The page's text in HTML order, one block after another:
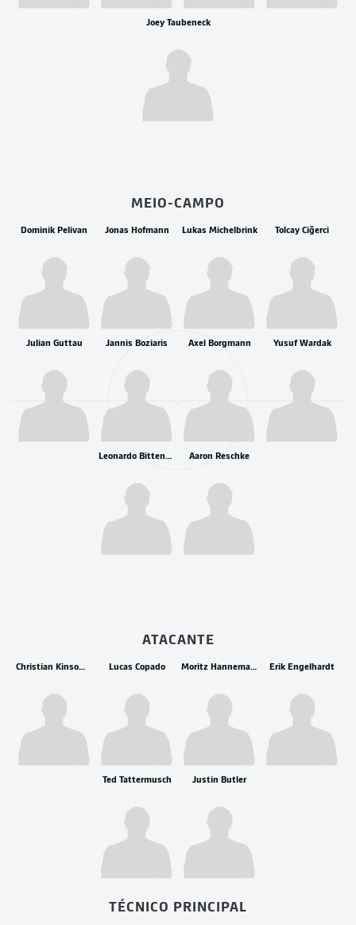
Joey Taubeneck
MEIO-CAMPO
Dominik Pelivan Jonas Hofmann Lukas Michelbrink Tolcay Ciğerci
Julian Guttau Jannis Boziaris Axel Borgmann Yusuf Wardak
Leonardo Bittencourt Aaron Reschke
ATACANTE
Christian Kinsombi Lucas Copado Moritz Hannemann Erik Engelhardt
Ted Tattermusch Justin Butler
TÉCNICO PRINCIPAL